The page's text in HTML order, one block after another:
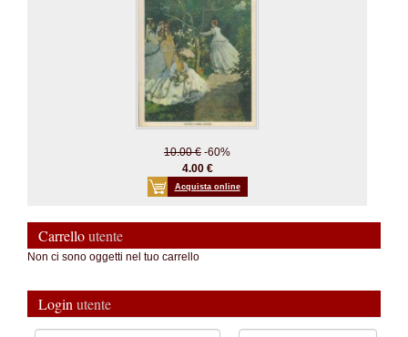
10.00 € -60%
4.00 €
Acquista online
Carrelloutente
Non ci sono oggetti nel tuo carrello
Login utente